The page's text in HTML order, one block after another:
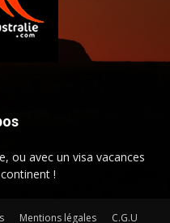
ou avec un visa vacances
!
Mentions légales C.G.U